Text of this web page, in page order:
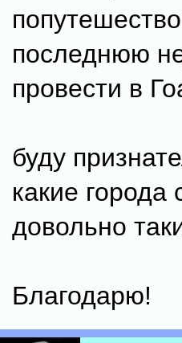
последнюю
провести в
буду
какие города
довольно
Благодарю!